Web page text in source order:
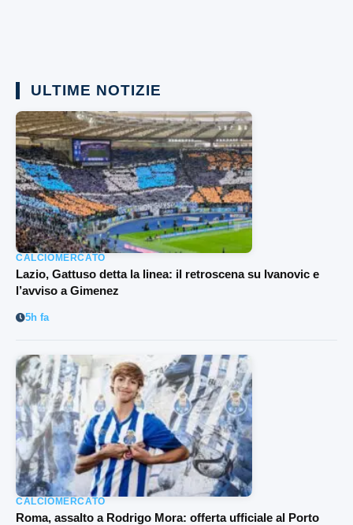
ULTIME NOTIZIE
CALCIOMERCATO
Lazio, Gattuso detta la linea: il retroscena su Ivanovic e
l’avviso a Gimenez
5h fa
CALCIOMERCATO
Roma, assalto a Rodrigo Mora: offerta ufficiale al Porto